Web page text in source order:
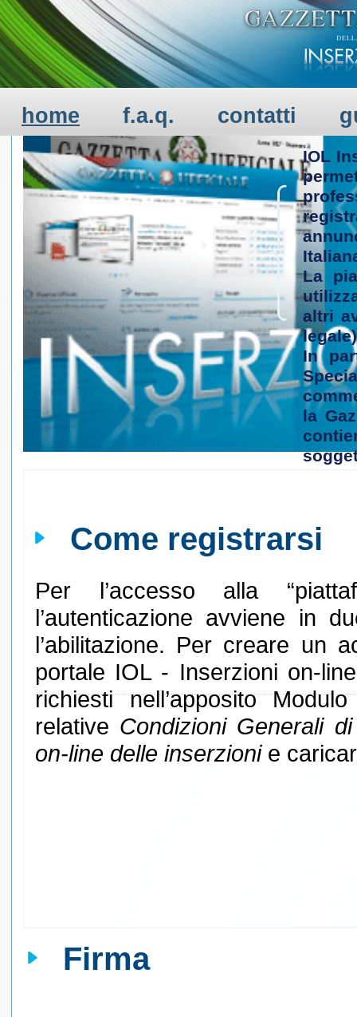
home f.a.q. contatti
BENVENUTI
IOL
La
altri
In
la
Come registrarsi
Per l’accesso alla
l’autenticazione avviene in
l’abilitazione. Per creare un
portale IOL - Inserzioni on-
richiesti nell’apposito
relative Condizioni Generali
on-line delle inserzionie
Firma